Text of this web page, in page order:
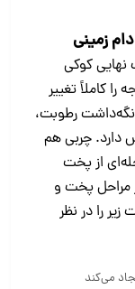
زمینی
نهایی کوکی
کاملاً تغییر
رطوبت،
چربی هم
از پخت
مراحل پخت و
را در نظر
می‌کند